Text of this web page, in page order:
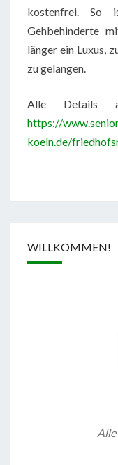
kostenfrei. So
Gehbehinderte
länger ein Luxus,
zu gelangen.
Alle Details
https://
koeln.de/
WILLKOMMEN!
Alle